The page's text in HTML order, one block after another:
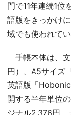
門で11年連続1位
語版をきっかけ
域でも使われてい
手帳本体は、
円）、A5サイズ
英語版「
開する半年単位
ジナル2,376円、